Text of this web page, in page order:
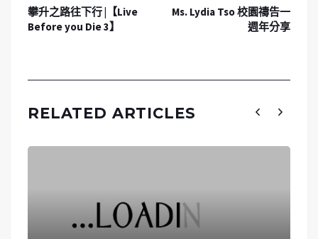
攀升之路往下行 |【Live
Before you Die 3】
Ms. Lydia Tso 校園禱告一
週年分享
RELATED ARTICLES